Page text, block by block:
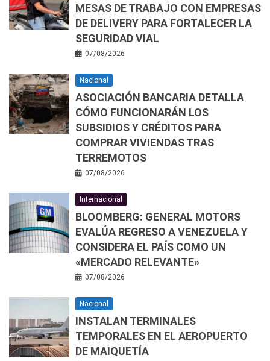
MESAS DE TRABAJO CON EMPRESAS
DE DELIVERY PARA FORTALECER LA
SEGURIDAD VIAL
07/08/2026
Nacional
ASOCIACIÓN BANCARIA DETALLA
CÓMO FUNCIONARÁN LOS
SUBSIDIOS Y CRÉDITOS PARA
COMPRAR VIVIENDAS TRAS
TERREMOTOS
07/08/2026
Internacional
BLOOMBERG: GENERAL MOTORS
EVALÚA REGRESO A VENEZUELA Y
CONSIDERA EL PAÍS COMO UN
«MERCADO RELEVANTE»
07/08/2026
Nacional
INSTALAN TERMINALES
TEMPORALES EN EL AEROPUERTO
DE MAIQUETÍA